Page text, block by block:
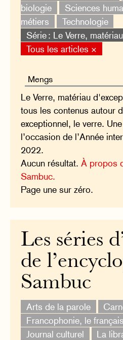
biologie
Sciences
métiers
Technologie
Série : Le Verre,
Tous les articles ×
Le Verre, matériau
tous les contenus autour
exceptionnel, le verre.
l’occasion de l’Année
2022.
Aucun résultat.À propos
Sambuc.
Page une sur zéro.
Les séries
de
Sambuc
Arts de la parole
Francophonie, le
Journal culturel
La